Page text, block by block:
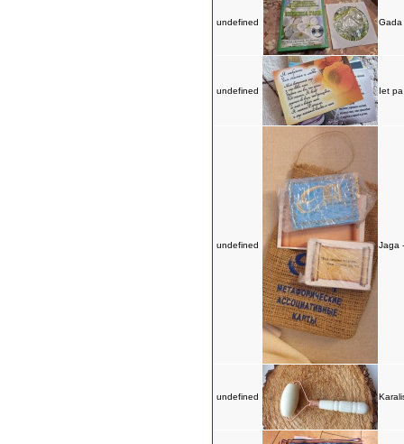
undefined Gada
undefined Iet
undefined Jaga
undefined